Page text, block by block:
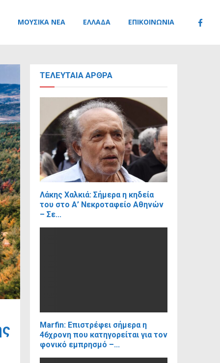
ΜΟΥΣΙΚΆ ΝΈΑ ΕΛΛΆΔΑ ΕΠΙΚΟΙΝΩΝΊΑ
ΤΕΛΕΥΤΑΊΑ ΆΡΘΡΑ
Λάκης Χαλκιά: Σήμερα η κηδεία
του στο Α’ Νεκροταφείο Αθηνών
– Σε...
Marfin: Επιστρέφει σήμερα η
46χρονη που κατηγορείται για τον
φονικό εμπρησμό –...